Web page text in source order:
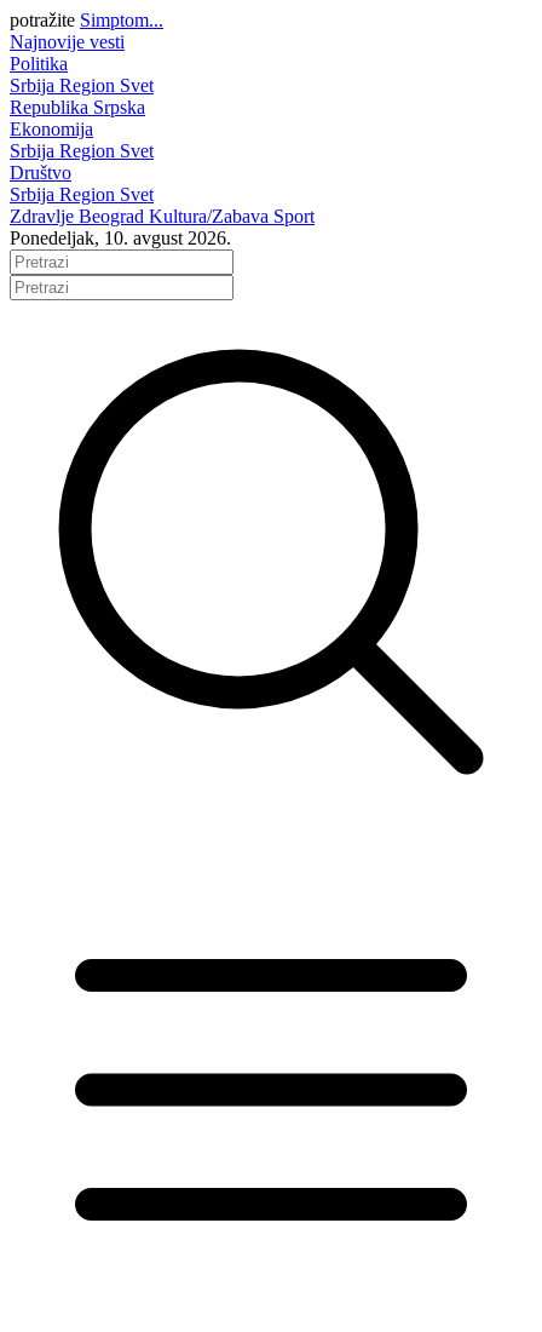
potražite Simptom...
Najnovije vesti
Politika
Srbija Region Svet
Republika Srpska
Ekonomija
Srbija Region Svet
Društvo
Srbija Region Svet
Zdravlje Beograd Kultura/Zabava Sport
Ponedeljak, 10. avgust 2026.